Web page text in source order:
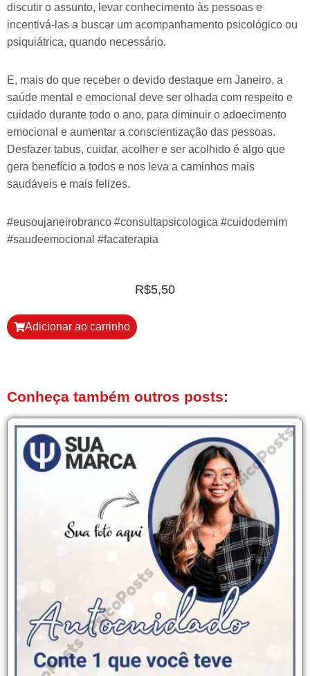
discutir o assunto, levar conhecimento às pessoas e
incentivá-las a buscar um acompanhamento psicológico ou
psiquiátrica, quando necessário.
E, mais do que receber o devido destaque em Janeiro, a
saúde mental e emocional deve ser olhada com respeito e
cuidado durante todo o ano, para diminuir o adoecimento
emocional e aumentar a conscientização das pessoas.
Desfazer tabus, cuidar, acolher e ser acolhido é algo que
gera benefício a todos e nos leva a caminhos mais
saudáveis e mais felizes.
#eusoujaneirobranco #consultapsicologica #cuidodemim
#saudeemocional #facaterapia
R$5,50
Adicionar ao carrinho
Conheça também outros posts: